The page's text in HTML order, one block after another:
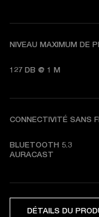
NIVEAU MAXIMUM DE
127 DB @ 1 M
CONNECTIVITÉ SANS
BLUETOOTH 5.3
AURACAST
DÉTAILS DU